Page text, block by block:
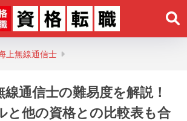
上無線通信士
通信士の難易度を解説！
と他の資格との比較表も合